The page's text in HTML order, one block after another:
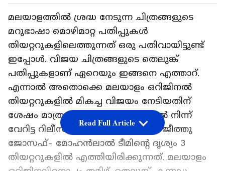
മലയാളത്തില്‍ ശ്രദ്ധ നേടുന്ന ചിത്രങ്ങളുടെ
മറുഭാഷാ മൊഴിമാറ്റ പതിപ്പുകള്‍
തിയറ്ററുകളിലെത്തുന്നത് ഒരു പതിവായിട്ടുണ്ട്
ഇപ്പോള്‍. വിജയ ചിത്രങ്ങളുടെ തെലുങ്ക്
പതിപ്പുകളാണ് ഏറെയും ഇങ്ങനെ എത്താറ്.
എന്നാല്‍ അതൊക്കെ മലയാളം ഒറിജിനല്‍
തിയറ്ററുകളില്‍ മികച്ച വിജയം നേടിയതിന്
ശേഷം മാത്രമാണ്. എന്നാല്‍ അതില്‍ നിന്ന്
വേറിട്ട റിലീസ് സ്ട്രാറ്റജിയുമായാണ് ജീത്തു
ജോസഫ്- മോഹന്‍ലാല്‍ ടീമിന്‍റെ ദൃശ്യം 3
തിയറ്ററുകളില്‍ എത്തിയിരിക്കുന്നത്. മലയാളം
Read Full Article